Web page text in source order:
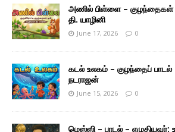
அணில் பிள்ளை – குழந்தைகள்
தி. யாழினி
June 17, 2026 0
கடல் உலகம் – குழந்தைப் பாடல்
நடராஜன்
June 15, 2026 0
மெஸ்ஸி – பாடல் – எழுதியவர்: